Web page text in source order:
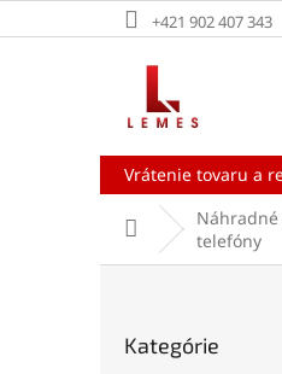
na
+421 902 407 343
Vrátenie tovaru a
Domov
telefóny
kategórie
Kategórie